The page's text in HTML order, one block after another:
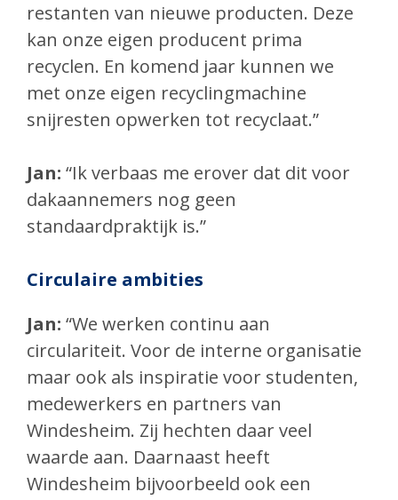
restanten van nieuwe producten. Deze
kan onze eigen producent prima
recyclen. En komend jaar kunnen we
met onze eigen recyclingmachine
snijresten opwerken tot recyclaat.”
Jan: “Ik verbaas me erover dat dit voor
dakaannemers nog geen
standaardpraktijk is.”
Circulaire ambities
Jan: “We werken continu aan
circulariteit. Voor de interne organisatie
maar ook als inspiratie voor studenten,
medewerkers en partners van
Windesheim. Zij hechten daar veel
waarde aan. Daarnaast heeft
Windesheim bijvoorbeeld ook een